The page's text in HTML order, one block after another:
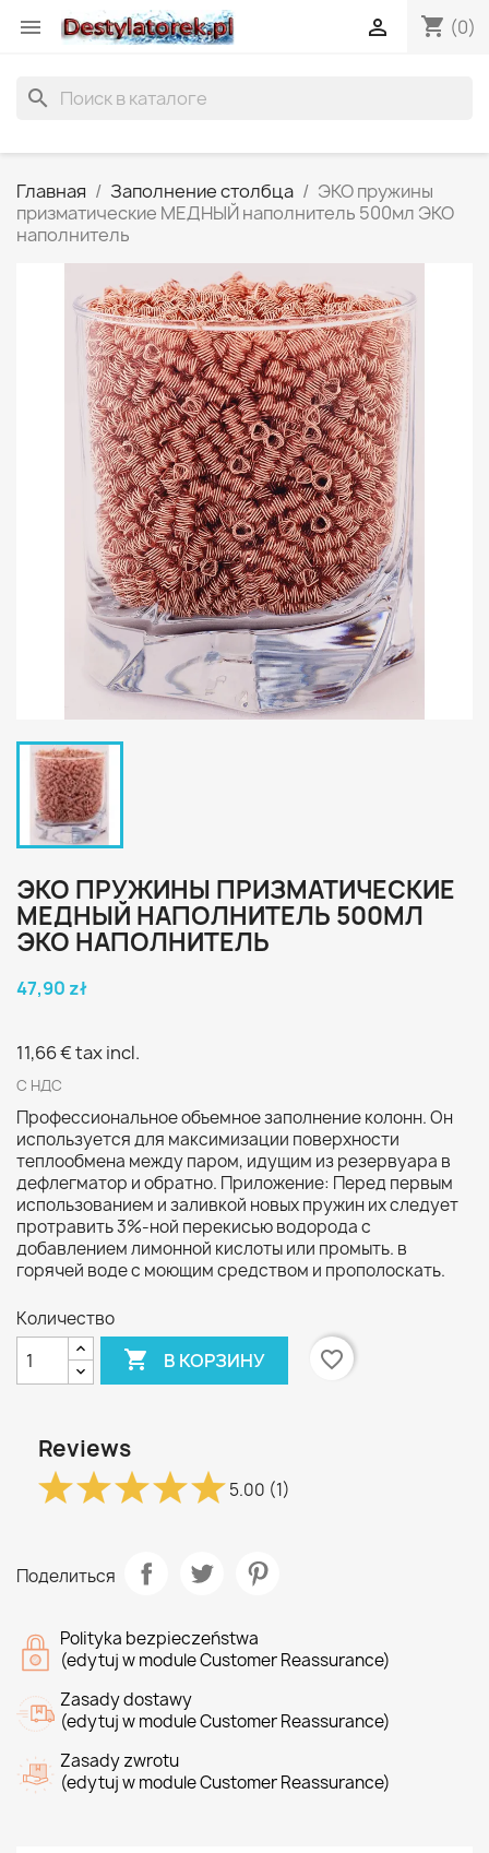
 shopping_cart (0)

search
Главная Заполнение столбца
ЭКО пружины
призматические МЕДНЫЙ наполнитель 500мл ЭКО
наполнитель
ЭКО ПРУЖИНЫ ПРИЗМАТИЧЕСКИЕ
МЕДНЫЙ НАПОЛНИТЕЛЬ 500МЛ
ЭКО НАПОЛНИТЕЛЬ
47,90 zł
11,66 €tax incl.
С НДС
Профессиональное объемное заполнение колонн. Он
используется для максимизации поверхности
теплообмена между паром, идущим из резервуара в
дефлегматор и обратно. Приложение: Перед первым
использованием и заливкой новых пружин их следует
протравить 3%-ной перекисью водорода с
добавлением лимонной кислоты или промыть. в
горячей воде с моющим средством и прополоскать.
Количество
 В КОРЗИНУ favorite_border
Reviews
5.00 (1)
Поделиться
Polityka bezpieczeństwa
(edytuj w module Customer Reassurance)
Zasady dostawy
(edytuj w module Customer Reassurance)
Zasady zwrotu
(edytuj w module Customer Reassurance)